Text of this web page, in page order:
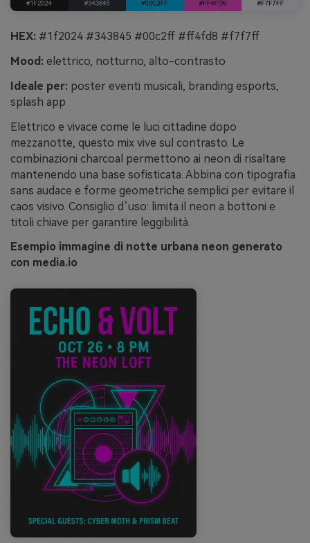
HEX: #1f2024 #343845 #00c2ff #ff4fd8 #f7f7ff
Mood: elettrico, notturno, alto-contrasto
Ideale per: poster eventi musicali, branding esports,
splash app
Elettrico e vivace come le luci cittadine dopo
mezzanotte, questo mix vive sul contrasto. Le
combinazioni charcoal permettono ai neon di risaltare
mantenendo una base sofisticata. Abbina con tipografia
sans audace e forme geometriche semplici per evitare il
caos visivo. Consiglio d’uso: limita il neon a bottoni e
titoli chiave per garantire leggibilità.
Esempio immagine di notte urbana neon generato
con media.io